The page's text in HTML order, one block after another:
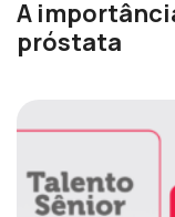
A
próstata